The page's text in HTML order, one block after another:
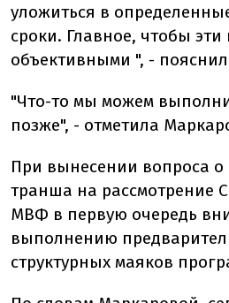
уложиться в
сроки. Главное, чтобы
объективными ", -
"Что-то мы можем
позже", - отметила
При вынесении вопроса
транша на рассмотрение
МВФ в первую очередь
выполнению
структурных маяков